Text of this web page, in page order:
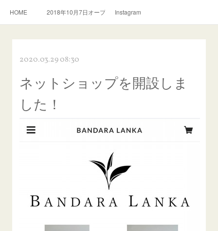
HOME 2018年10月7日オープン。スリランカ料理とおいしい紅茶のお
Instagram
2020.03.29 08:30
ネットショップを開設しま
した！